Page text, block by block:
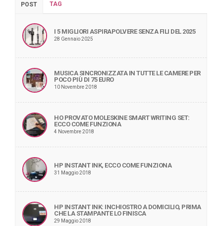
POST TAG
I 5 MIGLIORI ASPIRAPOLVERE SENZA FILI DEL 2025
28 Gennaio 2025
MUSICA SINCRONIZZATA IN TUTTE LE CAMERE PER
POCO PIÙ DI 75 EURO
10 Novembre 2018
HO PROVATO MOLESKINE SMART WRITING SET:
ECCO COME FUNZIONA
4 Novembre 2018
HP INSTANT INK, ECCO COME FUNZIONA
31 Maggio 2018
HP INSTANT INK: INCHIOSTRO A DOMICILIO, PRIMA
CHE LA STAMPANTE LO FINISCA
29 Maggio 2018